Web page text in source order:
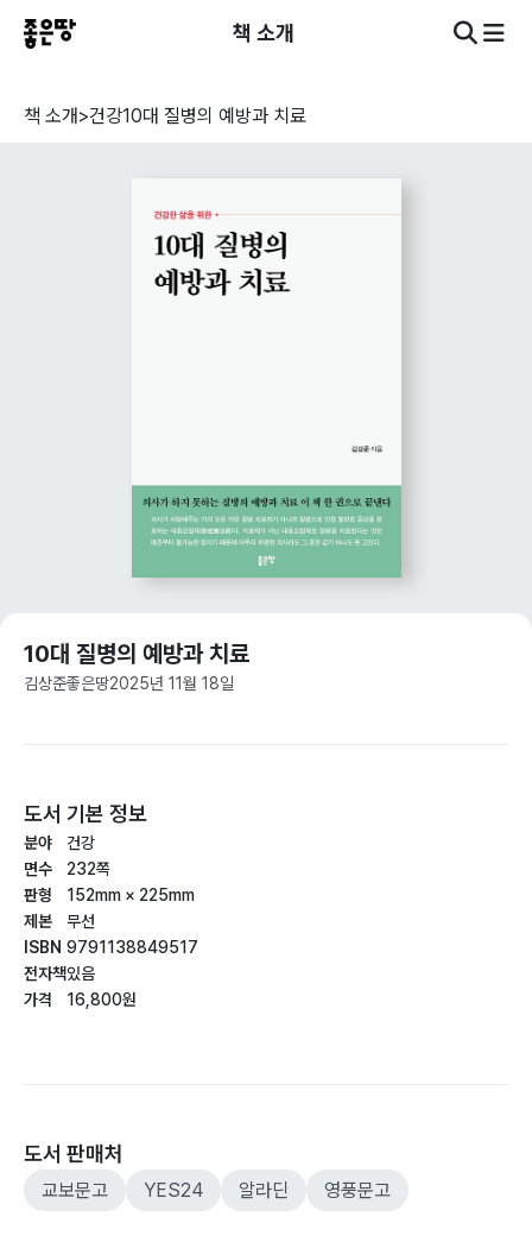
책 소개
책 소개>건강10대 질병의 예방과 치료
10대 질병의 예방과 치료
김상준좋은땅2025년 11월 18일
도서 기본 정보
분야
면수
판형
제본
ISBN
전자책
가격
건강
232쪽
152mm × 225mm
무선
9791138849517
있음
16,800원
도서 판매처
교보문고 YES24 알라딘 영풍문고